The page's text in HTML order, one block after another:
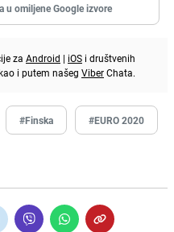
u omiljene Google izvore
za Android | iOS i društvenih
i putem našeg ViberChata.
#Finska #EURO 2020